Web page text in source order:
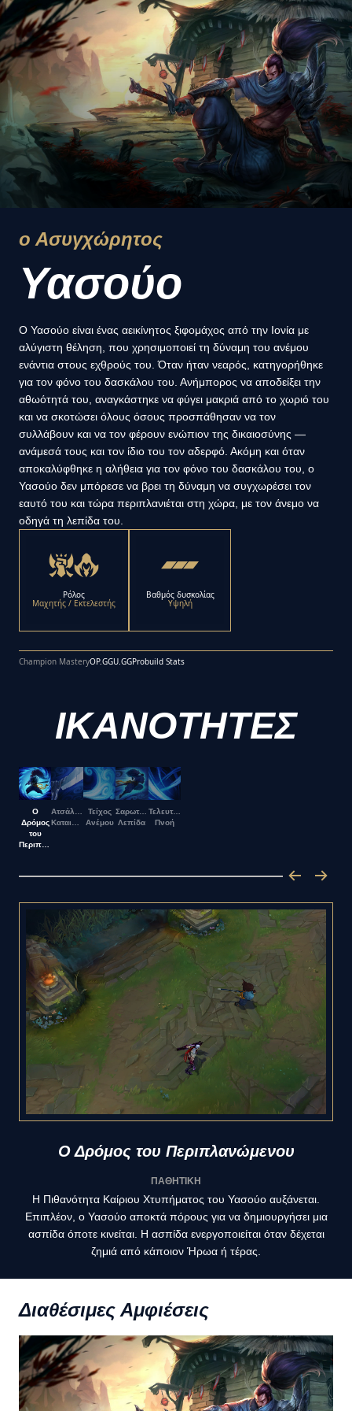
ο Ασυγχώρητος
Υασούο
Ο Υασούο είναι ένας αεικίνητος ξιφομάχος από την Ιονία με
αλύγιστη θέληση, που χρησιμοποιεί τη δύναμη του ανέμου
ενάντια στους εχθρούς του. Όταν ήταν νεαρός, κατηγορήθηκε
για τον φόνο του δασκάλου του. Ανήμπορος να αποδείξει την
αθωότητά του, αναγκάστηκε να φύγει μακριά από το χωριό του
και να σκοτώσει όλους όσους προσπάθησαν να τον
συλλάβουν και να τον φέρουν ενώπιον της δικαιοσύνης —
ανάμεσά τους και τον ίδιο του τον αδερφό. Ακόμη και όταν
αποκαλύφθηκε η αλήθεια για τον φόνο του δασκάλου του, ο
Υασούο δεν μπόρεσε να βρει τη δύναμη να συγχωρέσει τον
εαυτό του και τώρα περιπλανιέται στη χώρα, με τον άνεμο να
οδηγά τη λεπίδα του.
Ρόλος
Μαχητής / Εκτελεστής
Βαθμός δυσκολίας
Υψηλή
Champion MasteryOP.GGU.GGProbuild Stats
ΙΚΑΝΟΤΗΤΕΣ
Ο
Δρόμος
του
Ατσάλινη
Τείχος
Ανέμου
Σαρωτική
Λεπίδα
Τελευταία
Πνοή
Ο Δρόμος του Περιπλανώμενου
ΠΑΘΗΤΙΚΗ
Η Πιθανότητα Καίριου Χτυπήματος του Υασούο αυξάνεται.
Επιπλέον, ο Υασούο αποκτά πόρους για να δημιουργήσει μια
ασπίδα όποτε κινείται. Η ασπίδα ενεργοποιείται όταν δέχεται
ζημιά από κάποιον Ήρωα ή τέρας.
Διαθέσιμες Αμφιέσεις